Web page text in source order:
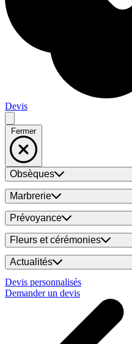
Devis
Fermer
Obsèques
Marbrerie
Prévoyance
Fleurs et cérémonies
Actualités
Devis personnalisés
Demander un devis